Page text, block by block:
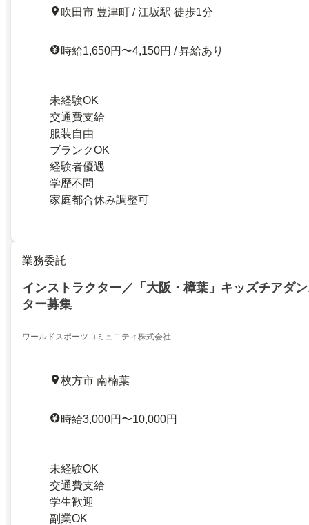
吹田市 豊津町 / 江坂駅 徒歩1分
時給1,650円〜4,150円 / 昇給あり
未経験OK
交通費支給
服装自由
ブランクOK
経験者優遇
学歴不問
家庭都合休み調整可
業務委託
インストラクター／「大阪・樟葉」キッズチアダ
ター募集
ワールドスポーツコミュニティ株式会社
枚方市 南楠葉
時給3,000円〜10,000円
未経験OK
交通費支給
学生歓迎
副業OK